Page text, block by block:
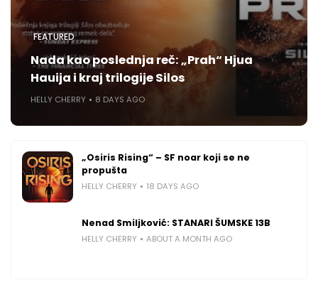
FEATURED
Nada kao poslednja reč: „Prah“ Hjua
Hauija i kraj trilogije Silos
HELLY CHERRY 8 DAYS AGO
„Osiris Rising“ – SF noar koji se ne
propušta
HELLY CHERRY 18 DAYS AGO
Nenad Smiljković: STANARI ŠUMSKE 13B
HELLY CHERRY ABOUT A MONTH AGO